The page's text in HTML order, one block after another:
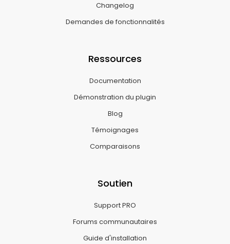
Changelog
Demandes de fonctionnalités
Ressources
Documentation
Démonstration du plugin
Blog
Témoignages
Comparaisons
Soutien
Support PRO
Forums communautaires
Guide d'installation